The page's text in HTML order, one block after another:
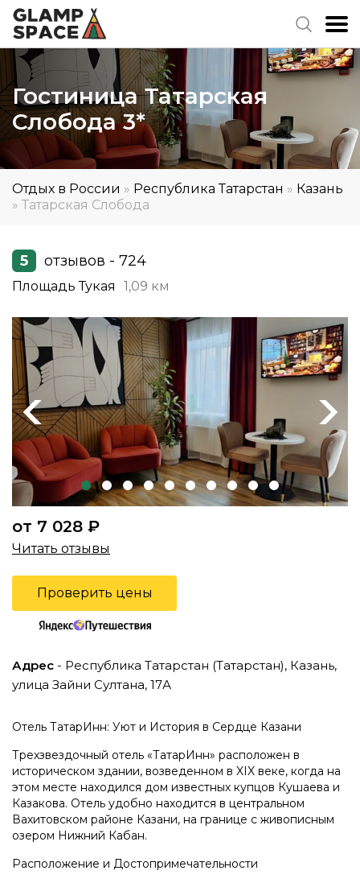
Гостиница Татарская
Слобода 3*
Отдых в России » Республика Татарстан » Казань
» Татарская Слобода
5 отзывов - 724
Площадь Тукая 1,09 км
Previous Next
от 7 028 ₽
Читать отзывы
Проверить цены
Адрес - Республика Татарстан (Татарстан), Казань,
улица Зайни Султана, 17А
Отель ТатарИнн: Уют и История в Сердце Казани
Трехзвездочный отель «ТатарИнн» расположен в
историческом здании, возведенном в XIX веке, когда на
этом месте находился дом известных купцов Кушаева и
Казакова. Отель удобно находится в центральном
Вахитовском районе Казани, на границе с живописным
озером Нижний Кабан.
Расположение и Достопримечательности